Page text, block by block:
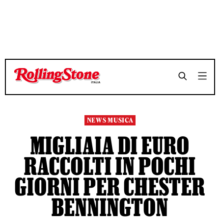
TEMPO DI LETTURA 3 MINUTI SHARE
TEMPO DI LETTURA 3 MINUTI SHARE
NEWS MUSICA
MIGLIAIA DI EURO
RACCOLTI IN POCHI
GIORNI PER CHESTER
BENNINGTON